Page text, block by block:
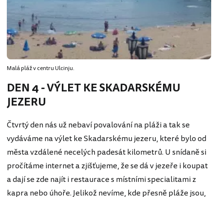
Malá pláž v centru Ulcinju.
DEN 4 - VÝLET KE SKADARSKÉMU
JEZERU
Čtvrtý den nás už nebaví povalování na pláži a tak se
vydáváme na výlet ke Skadarskému jezeru, které bylo od
města vzdálené necelých padesát kilometrů. U snídaně si
pročítáme internet a zjišťujeme, že se dá v jezeře i koupat
a dají se zde najít i restaurace s místními specialitami z
kapra nebo úhoře. Jelikož nevíme, kde přesně pláže jsou,